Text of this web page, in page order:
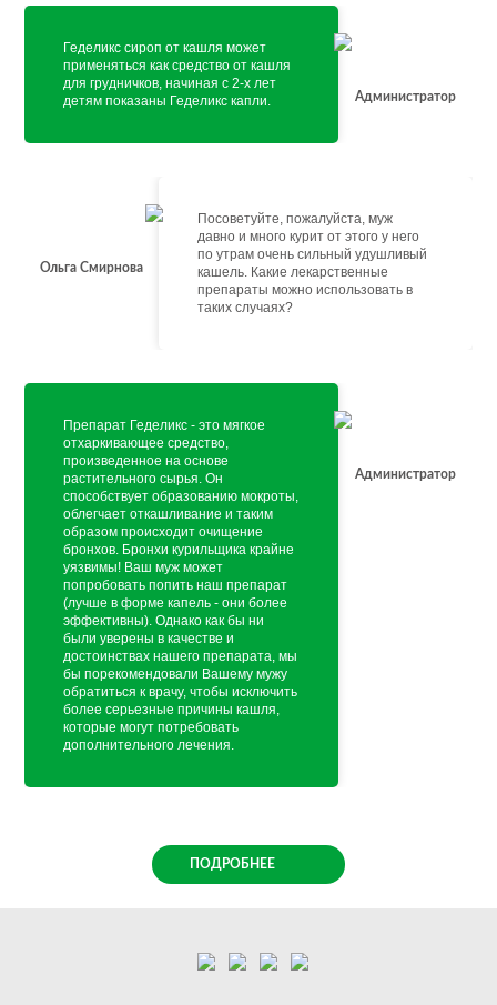
Геделикс сироп от кашля может
применяться как средство от кашля
для грудничков, начиная с 2-х лет
детям показаны Геделикс капли.
Администратор
Ольга Смирнова
Посоветуйте, пожалуйста, муж
давно и много курит от этого у него
по утрам очень сильный удушливый
кашель. Какие лекарственные
препараты можно использовать в
таких случаях?
Препарат Геделикс - это мягкое
отхаркивающее средство,
произведенное на основе
растительного сырья. Он
способствует образованию мокроты,
облегчает откашливание и таким
образом происходит очищение
бронхов. Бронхи курильщика крайне
уязвимы! Ваш муж может
попробовать попить наш препарат
(лучше в форме капель - они более
эффективны). Однако как бы ни
были уверены в качестве и
достоинствах нашего препарата, мы
бы порекомендовали Вашему мужу
обратиться к врачу, чтобы исключить
более серьезные причины кашля,
которые могут потребовать
дополнительного лечения.
Администратор
ПОДРОБНЕЕ